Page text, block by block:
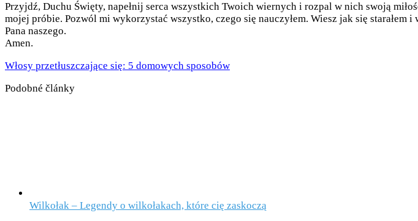
Przyjdź, Duchu Święty, napełnij serca wszystkich Twoich wiernych i rozpal w nich swoją
mojej próbie. Pozwól mi wykorzystać wszystko, czego się nauczyłem. Wiesz jak się starałem
Pana naszego.
Amen.
Włosy przetłuszczające się: 5 domowych sposobów
Podobné články
Wilkołak – Legendy o wilkołakach, które cię zaskoczą